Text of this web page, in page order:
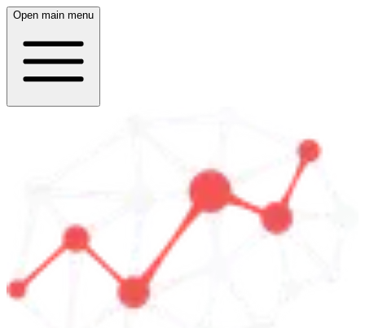
Open main menu